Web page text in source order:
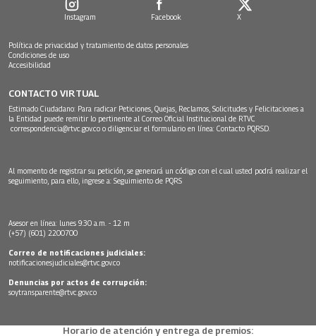
Instagram Facebook X
Política de privacidad y tratamiento de datos personales
Condiciones de uso
Accesibilidad
CONTACTO VIRTUAL
Estimado Ciudadano: Para radicar Peticiones, Quejas, Reclamos, Solicitudes y Felicitaciones a
la Entidad puede remitir lo pertinente al Correo Oficial Institucional de RTVC
correspondencia@rtvc.gov.co o diligenciar el formulario en línea: Contacto PQRSD.
Al momento de registrar su petición, se generará un código con el cual usted podrá realizar el
seguimiento, para ello, ingrese a: Seguimiento de PQRS
Asesor en línea: lunes 9:30 a.m. - 12 m
(+57) (601) 2200700
Correo de notificaciones judiciales:
notificacionesjudiciales@rtvc.gov.co
Denuncias por actos de corrupción:
soytransparente@rtvc.gov.co
Horario de atención y entrega de premios: